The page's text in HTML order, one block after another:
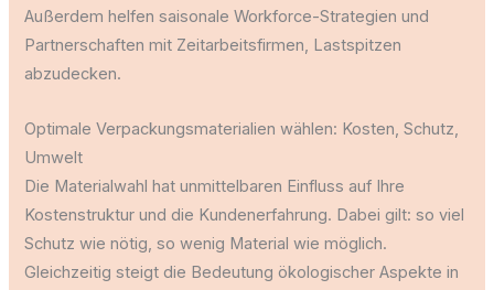
Außerdem helfen saisonale Workforce-Strategien und
Partnerschaften mit Zeitarbeitsfirmen, Lastspitzen
abzudecken.
Optimale Verpackungsmaterialien wählen: Kosten, Schutz,
Umwelt
Die Materialwahl hat unmittelbaren Einfluss auf Ihre
Kostenstruktur und die Kundenerfahrung. Dabei gilt: so viel
Schutz wie nötig, so wenig Material wie möglich.
Gleichzeitig steigt die Bedeutung ökologischer Aspekte in